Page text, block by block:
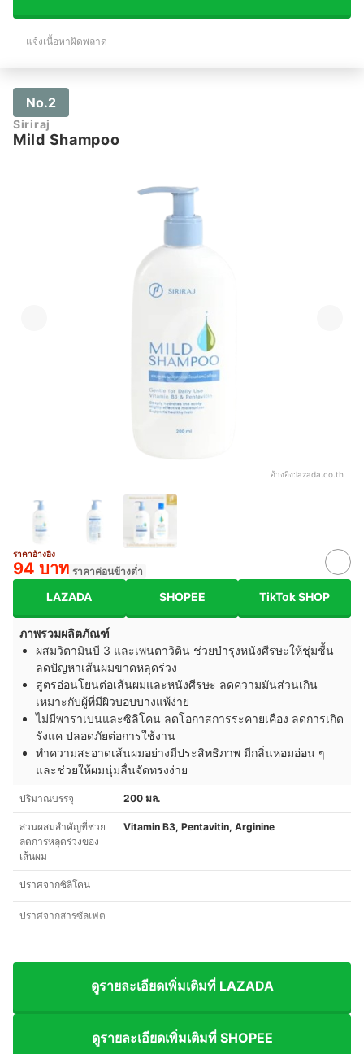
แจ้งเนื้อหาผิดพลาด
No.2
Siriraj
Mild Shampoo
อ้างอิง:lazada.co.th
ราคาอ้างอิง
94 บาท ราคาค่อนข้างต่ำ
LAZADA SHOPEE TikTok SHOP
ภาพรวมผลิตภัณฑ์
ผสมวิตามินบี 3 และเพนตาวิติน ช่วยบำรุงหนังศีรษะให้ชุ่มชื้น
ลดปัญหาเส้นผมขาดหลุดร่วง
สูตรอ่อนโยนต่อเส้นผมและหนังศีรษะ ลดความมันส่วนเกิน
เหมาะกับผู้ที่มีผิวบอบบางแพ้ง่าย
ไม่มีพาราเบนและซิลิโคน ลดโอกาสการระคายเคือง ลดการเกิด
รังแค ปลอดภัยต่อการใช้งาน
ทำความสะอาดเส้นผมอย่างมีประสิทธิภาพ มีกลิ่นหอมอ่อน ๆ
และช่วยให้ผมนุ่มลื่นจัดทรงง่าย
ปริมาณบรรจุ 200 มล.
ส่วนผสมสำคัญที่ช่วย
ลดการหลุดร่วงของ
เส้นผม
Vitamin B3, Pentavitin, Arginine
ปราศจากซิลิโคน
ปราศจากสารซัลเฟต
ดูรายละเอียดเพิ่มเติมที่ LAZADA
ดูรายละเอียดเพิ่มเติมที่ SHOPEE